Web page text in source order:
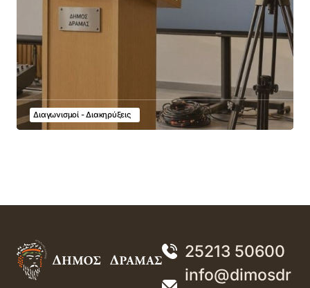
Διαγωνισμοί - Διακηρύξεις
25213 50600
info@dimosdr